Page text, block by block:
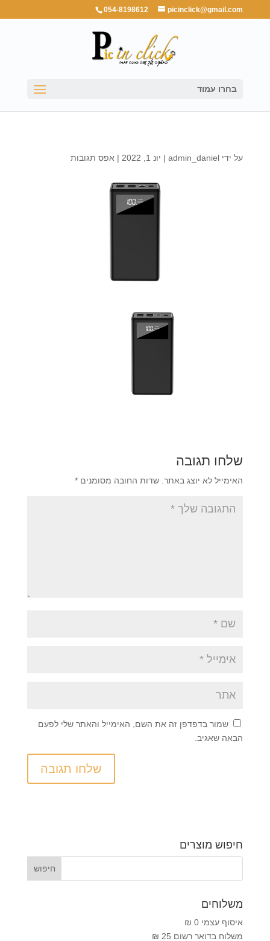
054-8198612 picinclick@gmail.com
בחרו עמוד
על ידי admin_daniel
| יונ 1, 2022 | אפס תגובות
שלחו תגובה
האימייל לא יוצג באתר. שדות החובה מסומנים *
שמור בדפדפן זה את השם, האימייל והאתר שלי לפעם
הבאה שאגיב.
חיפוש מוצרים
משלוחים
איסוף עצמי 0 ₪
משלוח בדואר רשום 25 ₪